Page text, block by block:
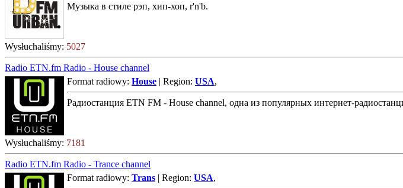
Музыка в стиле рэп, хип-хоп, r'n'b.
Wysłuchaliśmy: 5027
Radio ETN.fm Radio - House channel
Format radiowy: House | Region: USA,
Радиостанция ETN FM - House channel, одна из популярных интернет-
Wysłuchaliśmy: 7181
Radio ETN.fm Radio - Trance channel
Format radiowy: Trans | Region: USA,